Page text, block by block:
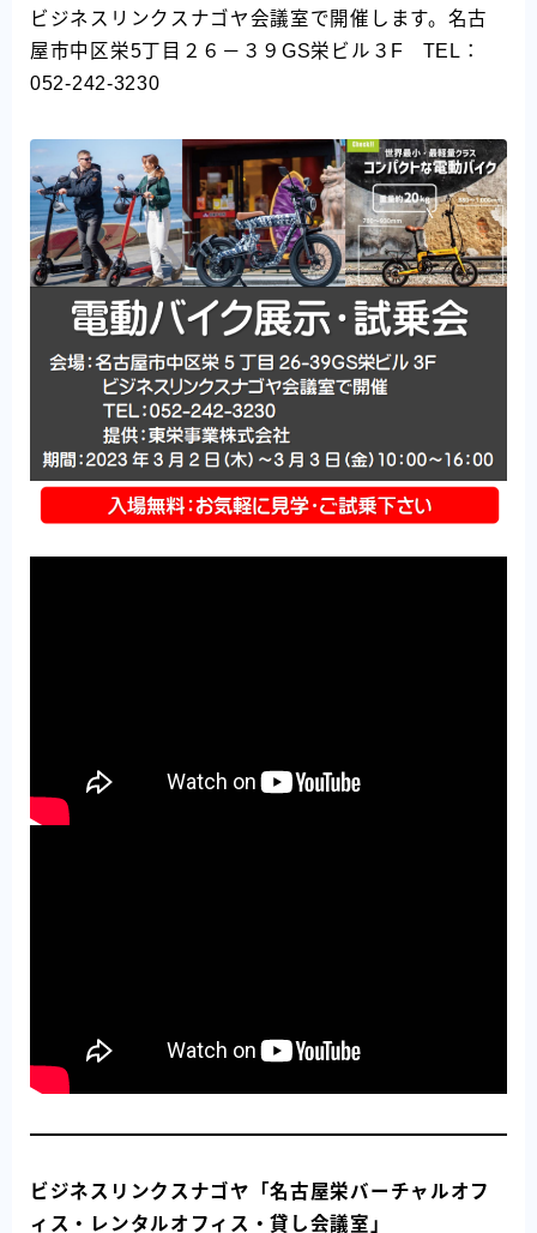
ビジネスリンクスナゴヤ会議室で開催します。名古
屋市中区栄5丁目２６－３９GS栄ビル３F TEL：
052-242-3230
ビジネスリンクスナゴヤ「名古屋栄バーチャルオフ
ィス・レンタルオフィス・貸し会議室」